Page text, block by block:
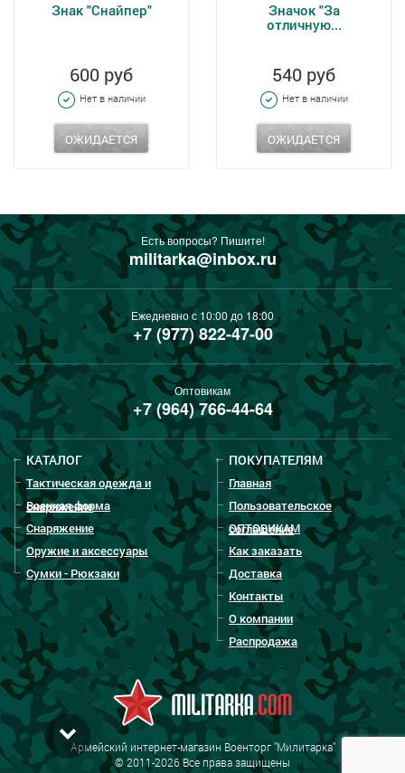
Знак "Снайпер"
600 руб
Нет в наличии
ОЖИДАЕТСЯ
Значок "За
отличную...
540 руб
Нет в наличии
ОЖИДАЕТСЯ
Есть вопросы? Пишите!
militarka@inbox.ru
Ежедневно с 10:00 до 18:00
+7 (977) 822-47-00
Оптовикам
+7 (964) 766-44-64
КАТАЛОГ
Тактическая одежда и
снаряжение
Военная форма
Снаряжение
Оружие и аксессуары
Сумки - Рюкзаки
ПОКУПАТЕЛЯМ
Главная
Пользовательское
соглашение
ОПТОВИКАМ
Как заказать
Доставка
Контакты
О компании
Распродажа
Армейский интернет-магазин Военторг "Милитарка"
© 2011-2026 Все права защищены